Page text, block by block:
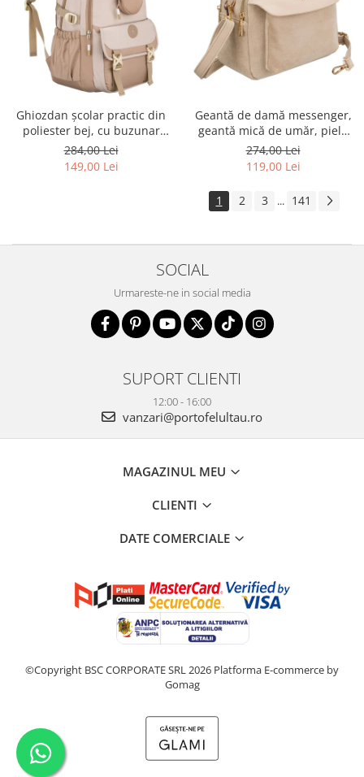
Ghiozdan școlar practic din
poliester bej, cu buzunar
suplimentar și spațiu pentru
o sticlă de apă - Peterson PTR-
PTN 8610-1341 BEIGE
284,00 Lei
149,00 Lei
Geantă de damă messenger,
geantă mică de umăr, piele
ecologică, geantă bej cu
fermoar la modă - Peterson
PTR-PTN MX02-P-7717-D.BE
274,00 Lei
119,00 Lei
1 2 3 ... 141
SOCIAL
Urmareste-ne in social media
SUPORT CLIENTI
12:00 - 16:00
vanzari@portofelultau.ro
MAGAZINUL MEU
CLIENTI
DATE COMERCIALE
©Copyright BSC CORPORATE SRL 2026 Platforma E-commerce by
Gomag